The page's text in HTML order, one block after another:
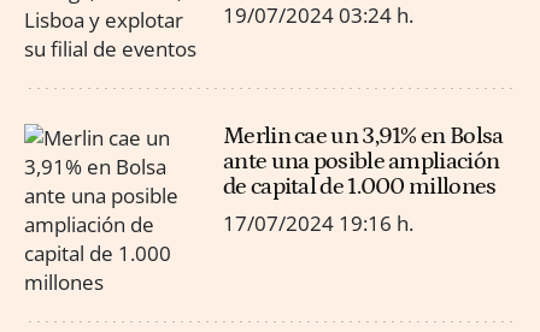
19/07/202403:24 h.
Merlin cae un 3,91% en Bolsa
ante una posible ampliación
de capital de 1.000 millones
17/07/2024 19:16 h.